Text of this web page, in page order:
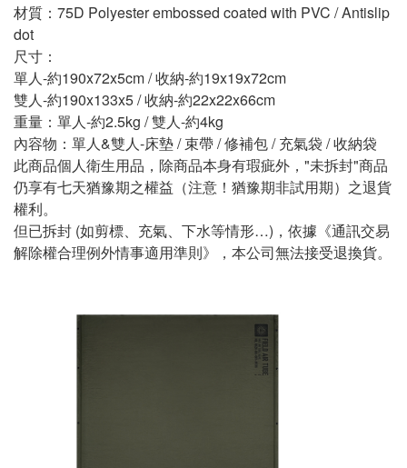
材質：75D Polyester embossed coated with PVC / Antislip
dot
尺寸：
單人-約190x72x5cm / 收納-約19x19x72cm
雙人-約190x133x5 / 收納-約22x22x66cm
重量：單人-約2.5kg / 雙人-約4kg
內容物：單人&雙人-床墊 / 束帶 / 修補包 / 充氣袋 / 收納袋
此商品個人衛生用品，除商品本身有瑕疵外，"未拆封"商品
仍享有七天猶豫期之權益（注意！猶豫期非試用期）之退貨
權利。
但已拆封 (如剪標、充氣、下水等情形…)，依據《通訊交易
解除權合理例外情事適用準則》，本公司無法接受退換貨。